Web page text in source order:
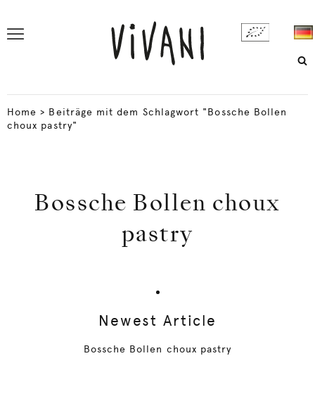
Home > Beiträge mit dem Schlagwort "Bossche Bollen
choux pastry"
Bossche Bollen choux
pastry
Newest Article
Bossche Bollen choux pastry